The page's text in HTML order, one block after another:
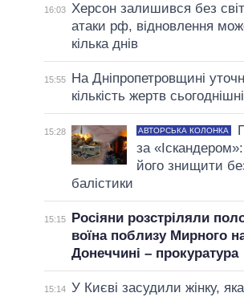
16:03 Херсон залишився без
атаки рф, відновлення
кілька днів
15:55
На Дніпропетровщині
кількість жертв
15:28 АВТОРСЬКА КОЛОНКА
за
його знищити
балістики
15:15
Росіяни розстріляли
воїна поблизу Мирного
Донеччині – прокуратура
15:14 У Києві засудили жінку,